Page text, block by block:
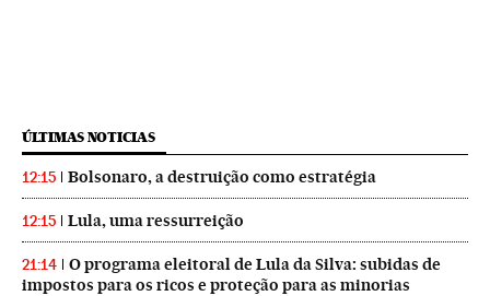
ÚLTIMAS NOTICIAS
12:15 Bolsonaro, a destruição como estratégia
12:15 Lula, uma ressurreição
21:14
O programa eleitoral de Lula da Silva: subidas de
impostos para os ricos e proteção para as minorias